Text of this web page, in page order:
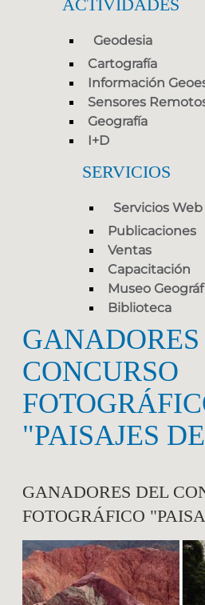
ACTIVIDADES
Geodesia
Cartografía
Información
Sensores
Geografía
I+D
SERVICIOS
Servicios
Publicaciones
Ventas
Capacitación
Museo
Biblioteca
CONCURSO
"PAISAJES
GANADORES DEL
FOTOGRÁFICO